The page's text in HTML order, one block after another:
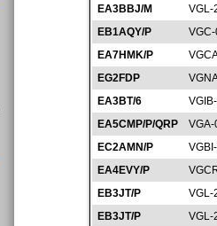
EA3BBJ/M
VGL-
EB1AQY/P
EA7HMK/P
EG2FDP
EA3BT/6
EA5CMP/P/QRP
EC2AMN/P
EA4EVY/P
EB3JT/P
VGL-
EB3JT/P
VGL-